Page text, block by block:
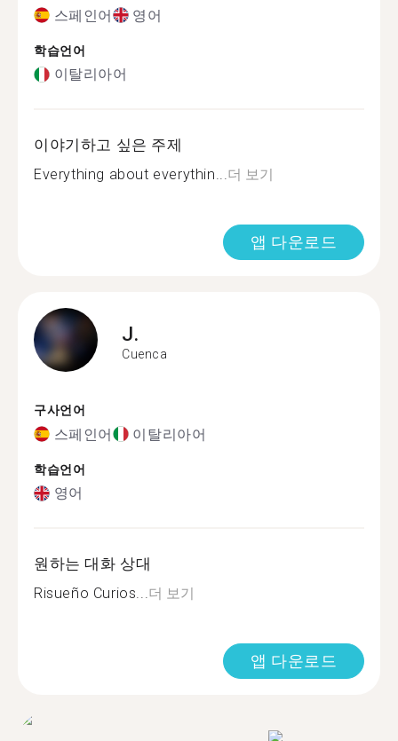
스페인어 영어
학습언어
이탈리아어
이야기하고 싶은 주제
Everything about everythin...더 보기
앱 다운로드
J.
Cuenca
구사언어
스페인어 이탈리아어
학습언어
영어
원하는 대화 상대
Risueño Curios...더 보기
앱 다운로드